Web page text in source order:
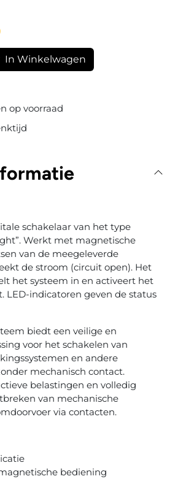
In Winkelwagen
op voorraad
schakelaar van het type
Werkt met magnetische
van de meegeleverde
de stroom (circuit open). Het
het systeem in en activeert het
LED-indicatoren geven de status
biedt een veilige en
voor het schakelen van
en andere
mechanisch contact.
belastingen en volledig
van mechanische
via contacten.
bediening